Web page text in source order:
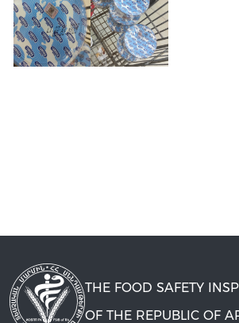
THE FOOD SAFETY
OF THE REPUBLIC OF